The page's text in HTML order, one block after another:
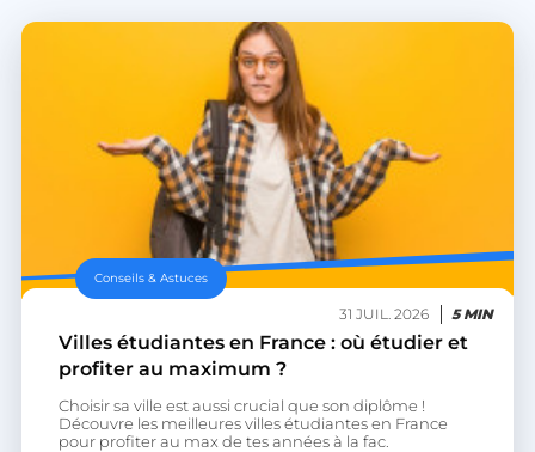
31 JUIL. 2026 5 MIN
Conseils & Astuces
Villes étudiantes en France : où étudier et
profiter au maximum ?
Choisir sa ville est aussi crucial que son diplôme !
Découvre les meilleures villes étudiantes en France
pour profiter au max de tes années à la fac.